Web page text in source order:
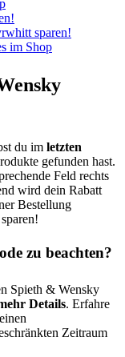
du im letzten
gefunden hast.
Feld rechts
wird dein Rabatt
Bestellung
zu beachten?
Spieth & Wensky
Details. Erfahre
Zeitraum